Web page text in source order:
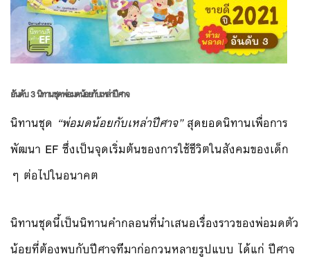
อันดับ 3 นิทานชุดพ่อมดน้อยกับเหล่าปีศาจ
นิทานชุด “พ่อมดน้อยกับเหล่าปีศาจ”สุดยอดนิทานเพื่อการ
พัฒนา EF ซึ่งเป็นจุดเริ่มต้นของการใช้ชีวิตในสังคมของเด็ก
ๆ ต่อไปในอนาคต
นิทานชุดนี้เป็นนิทานคำกลอนที่นำเสนอเรื่องราวของพ่อมดตัว
น้อยที่ต้องพบกับปีศาจที่มาก่อกวนหลายรูปแบบ ได้แก่ ปีศาจ